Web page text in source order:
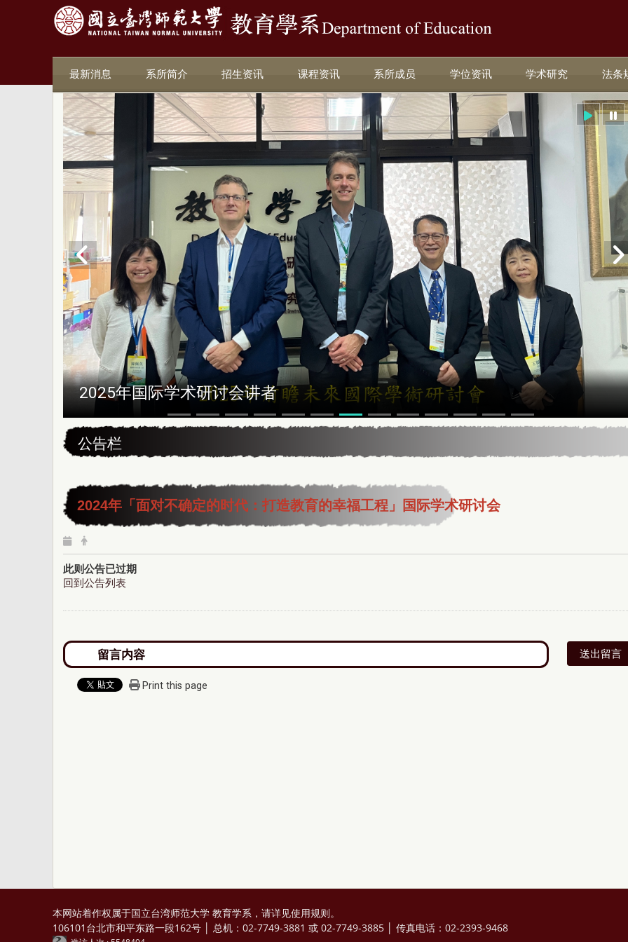
最新消息 系所简介 招生资讯 课程资讯 系所成员 学位资讯 学术研究 法条
2025年国际学术研讨会讲者
公告栏
2024年 「面对不确定的时代：打造教育的幸福工程」国际学术研讨会
此则公告已过期
回到公告列表
送出留言
Print this page
本网站着作权属于国立台湾师范大学 教育学系，请详见使用规则。
106101台北市和平东路一段162号 │ 总机：02-7749-3881 或 02-7749-3885 │ 传真电话：02-2393-9468